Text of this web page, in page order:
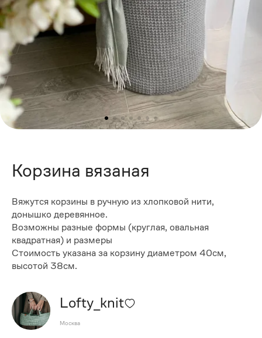
Корзина вязаная
Вяжутся корзины в ручную из хлопковой нити,
донышко деревянное.
Возможны разные формы (круглая, овальная
квадратная) и размеры
Стоимость указана за корзину диаметром 40см,
высотой 38см.
Lofty_knit
Москва